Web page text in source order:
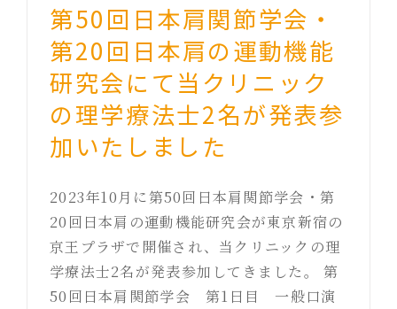
第50回日本肩関節学会・
第20回日本肩の運動機能
研究会にて当クリニック
の理学療法士2名が発表参
加いたしました
2023年10月に第50回日本肩関節学会・第
20回日本肩の運動機能研究会が東京新宿の
京王プラザで開催され、当クリニックの理
学療法士2名が発表参加してきました。 第
50回日本肩関節学会 第1日目 一般口演